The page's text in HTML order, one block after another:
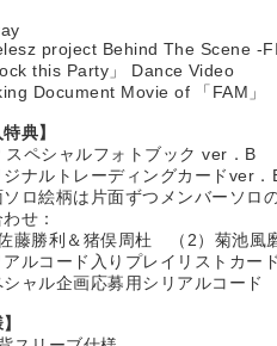
project Behind The Scene -
this Party」 Dance Video
Document Movie of 「FAM」
特典】
スペシャルフォトブック ver．B
ジナルトレーディングカードver
ロ絵柄は片面ずつメンバーソロ
せ：
佐藤勝利＆猪俣周杜 （2）菊池
アルコード入りプレイリストカード
シャル企画応募用シリアルコード